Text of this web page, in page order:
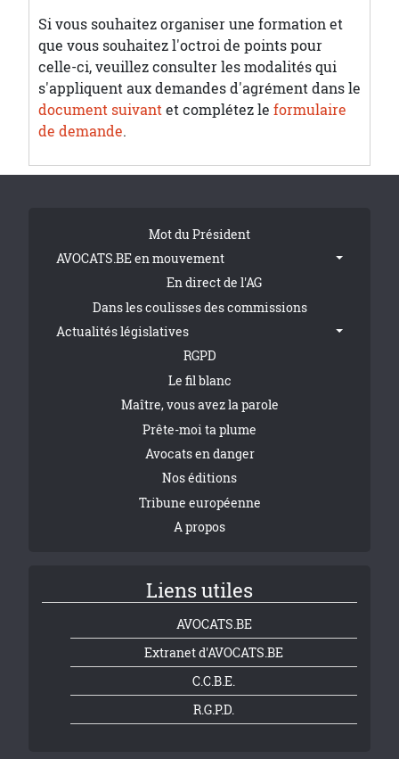
Si vous souhaitez organiser une formation et
que vous souhaitez l'octroi de points pour
celle-ci, veuillez consulter les modalités qui
s'appliquent aux demandes d'agrément dans le
document suivantet complétez le formulaire
de demande.
Tribune FooterMot du Président
AVOCATS.BE en mouvement
En direct de l'AG
Dans les coulisses des commissions
Actualités législatives
RGPD
Le fil blanc
Maître, vous avez la parole
Prête-moi ta plume
Avocats en danger
Nos éditions
Tribune européenne
A propos
Liens utiles
AVOCATS.BE
Extranet d'AVOCATS.BE
C.C.B.E.
R.G.P.D.